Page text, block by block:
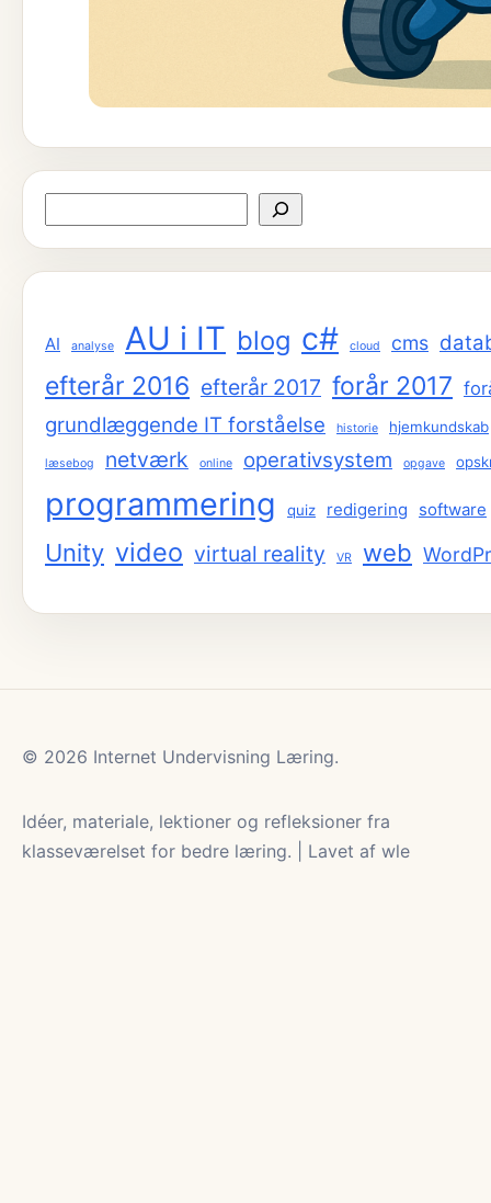
AI analyse AU i IT blog c# cloud cms
efterår 2016 efterår 2017 forår 2017
grundlæggende IT forståelse historie hjemkundskab
læsebog netværk online operativsystem opgave
programmering quiz redigering software
Unity video virtual reality VR web
© 2026 Internet Undervisning Læring.
Idéer, materiale, lektioner og refleksioner fra
klasseværelset for bedre læring. | Lavet af wle